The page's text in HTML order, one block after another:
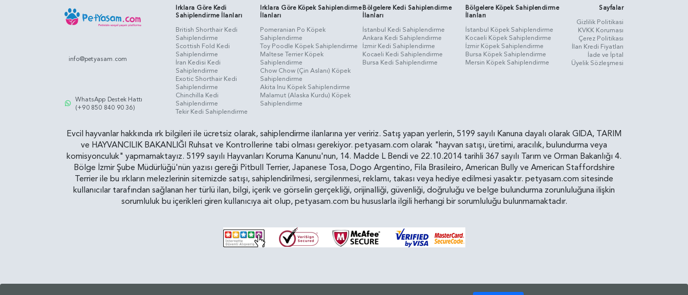
info@petyasam.com
WhatsApp Destek Hattı
(+90 850 840 90 36)
Irklara Göre Kedi
Sahiplendirme İlanları
British Shorthair Kedi
Sahiplendirme
Scottish Fold Kedi
Sahiplendirme
İran Kedisi Kedi
Sahiplendirme
Exotic Shorthair Kedi
Sahiplendirme
Chinchilla Kedi
Sahiplendirme
Tekir Kedi Sahiplendirme
Irklara Göre Köpek Sahiplendirme
İlanları
Pomeranian Po Köpek
Sahiplendirme
Toy Poodle Köpek Sahiplendirme
Maltese Terrier Köpek
Sahiplendirme
Chow Chow (Çin Aslanı) Köpek
Sahiplendirme
Akita Inu Köpek Sahiplendirme
Malamut (Alaska Kurdu) Köpek
Sahiplendirme
Bölgelere Kedi Sahiplendirme
İlanları
İstanbul Kedi Sahiplendirme
Ankara Kedi Sahiplendirme
İzmir Kedi Sahiplendirme
Kocaeli Kedi Sahiplendirme
Bursa Kedi Sahiplendirme
Bölgelere Köpek Sahiplendirme
İlanları
İstanbul Köpek Sahiplendirme
Kocaeli Köpek Sahiplendirme
İzmir Köpek Sahiplendirme
Bursa Köpek Sahiplendirme
Mersin Köpek Sahiplendirme
Sayfalar
Gizlilik Politikasi
KVKK Koruması
Çerez Politikası
İlan Kredi Fiyatları
İade ve İptal
Üyelik Sözleşmesi
Evcil hayvanlar hakkında ırk bilgileri ile ücretsiz olarak, sahiplendirme ilanlarına yer veririz. Satış yapan yerlerin, 5199 sayılı Kanuna dayalı olarak GIDA, TARIM
ve HAYVANCILIK BAKANLIĞI Ruhsat ve Kontrollerine tabi olması gerekiyor. petyasam.com olarak "hayvan satışı, üretimi, aracılık, bulundurma veya
komisyonculuk" yapmamaktayız. 5199 sayılı Hayvanları Koruma Kanunu'nun, 14. Madde L Bendi ve 22.10.2014 tarihli 367 sayılı Tarım ve Orman Bakanlığı 4.
Bölge İzmir Şube Müdürlüğü'nün yazısı gereği Pitbull Terrier, Japanese Tosa, Dogo Argentino, Fila Brasileiro, American Bully ve American Staffordshire
Terrier ile bu ırkların melezlerinin sitemizde satışı, sahiplendirilmesi, sergilenmesi, reklamı, takası veya hediye edilmesi yasaktır. petyasam.com sitesinde
kullanıcılar tarafından sağlanan her türlü ilan, bilgi, içerik ve görselin gerçekliği, orijinalliği, güvenliği, doğruluğu ve belge bulundurma zorunluluğuna ilişkin
sorumluluk bu içerikleri giren kullanıcıya ait olup, petyasam.com bu hususlarla ilgili herhangi bir sorumluluğu bulunmamaktadır.